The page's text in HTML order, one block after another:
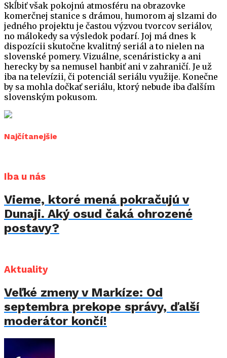
Skĺbiť však pokojnú atmosféru na obrazovke
komerčnej stanice s drámou, humorom aj slzami do
jedného projektu je častou výzvou tvorcov seriálov,
no málokedy sa výsledok podarí. Joj má dnes k
dispozícii skutočne kvalitný seriál a to nielen na
slovenské pomery. Vizuálne, scenáristicky a ani
herecky by sa nemusel hanbiť ani v zahraničí. Je už
iba na televízii, či potenciál seriálu využije. Konečne
by sa mohla dočkať seriálu, ktorý nebude iba ďalším
slovenským pokusom.
Najčítanejšie
Iba u nás
Vieme, ktoré mená pokračujú v
Dunaji. Aký osud čaká ohrozené
postavy?
Aktuality
Veľké zmeny v Markíze: Od
septembra prekope správy, ďalší
moderátor končí!